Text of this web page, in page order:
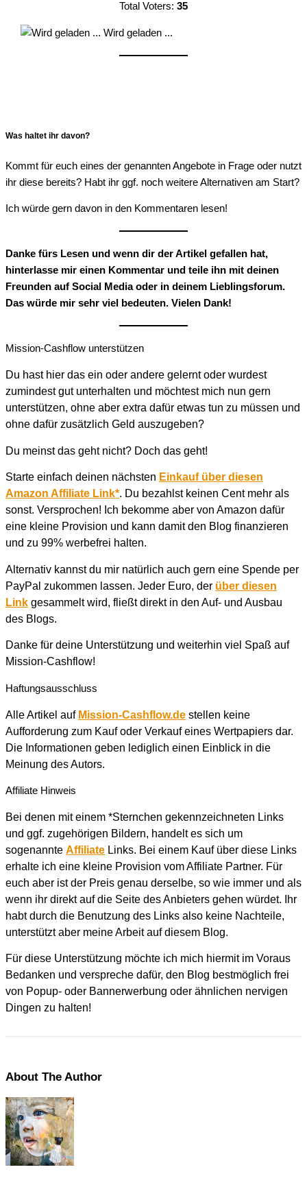
Total Voters: 35
Wird geladen ...
Was haltet ihr davon?
Kommt für euch eines der genannten Angebote in Frage oder nutzt
ihr diese bereits? Habt ihr ggf. noch weitere Alternativen am Start?
Ich würde gern davon in den Kommentaren lesen!
Danke fürs Lesen und wenn dir der Artikel gefallen hat,
hinterlasse mir einen Kommentar und teile ihn mit deinen
Freunden auf Social Media oder in deinem Lieblingsforum.
Das würde mir sehr viel bedeuten. Vielen Dank!
Mission-Cashflow unterstützen
Du hast hier das ein oder andere gelernt oder wurdest
zumindest gut unterhalten und möchtest mich nun gern
unterstützen, ohne aber extra dafür etwas tun zu müssen und
ohne dafür zusätzlich Geld auszugeben?
Du meinst das geht nicht? Doch das geht!
Starte einfach deinen nächsten Einkauf über diesen
Amazon Affiliate Link*. Du bezahlst keinen Cent mehr als
sonst. Versprochen! Ich bekomme aber von Amazon dafür
eine kleine Provision und kann damit den Blog finanzieren
und zu 99% werbefrei halten.
Alternativ kannst du mir natürlich auch gern eine Spende per
PayPal zukommen lassen. Jeder Euro, der über diesen
Link gesammelt wird, fließt direkt in den Auf- und Ausbau
des Blogs.
Danke für deine Unterstützung und weiterhin viel Spaß auf
Mission-Cashflow!
Haftungsausschluss
Alle Artikel auf Mission-Cashflow.de stellen keine
Aufforderung zum Kauf oder Verkauf eines Wertpapiers dar.
Die Informationen geben lediglich einen Einblick in die
Meinung des Autors.
Affiliate Hinweis
Bei denen mit einem *Sternchen gekennzeichneten Links
und ggf. zugehörigen Bildern, handelt es sich um
sogenannte Affiliate Links. Bei einem Kauf über diese Links
erhalte ich eine kleine Provision vom Affiliate Partner. Für
euch aber ist der Preis genau derselbe, so wie immer und als
wenn ihr direkt auf die Seite des Anbieters gehen würdet. Ihr
habt durch die Benutzung des Links also keine Nachteile,
unterstützt aber meine Arbeit auf diesem Blog.
Für diese Unterstützung möchte ich mich hiermit im Voraus
Bedanken und verspreche dafür, den Blog bestmöglich frei
von Popup- oder Bannerwerbung oder ähnlichen nervigen
Dingen zu halten!
About The Author